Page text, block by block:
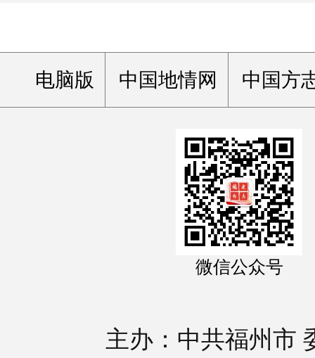
电脑版 中国地情网 中国方
微信公众号
主办：中共福州市